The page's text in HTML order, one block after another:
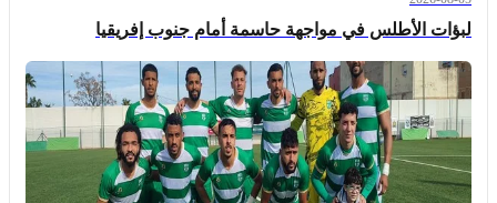
لبؤات الأطلس في مواجهة حاسمة أمام جنوب إفريقيا